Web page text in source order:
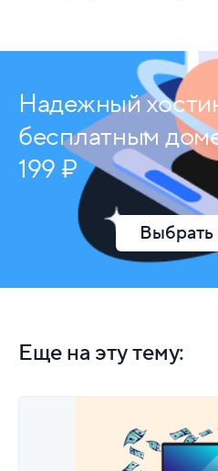
Надежный
бесплатным
199 ₽
Еще на эту тему: